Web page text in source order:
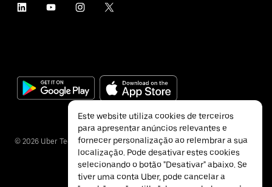
© 2026 Uber Technologies Inc.
Este website utiliza cookies de terceiros
para apresentar anúncios relevantes e
fornecer personalização ao relembrar a sua
localização. Pode desativar estes cookies
selecionando o botão "Desativar" abaixo. Se
tiver uma conta Uber, pode cancelar a